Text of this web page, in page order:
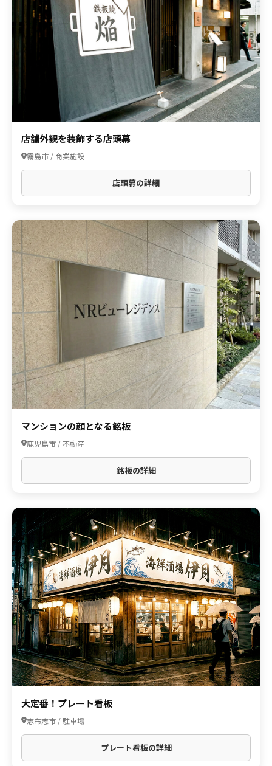
店舗外観を装飾する店頭幕
霧島市 / 商業施設
店頭幕の詳細
マンションの顔となる銘板
鹿児島市 / 不動産
銘板の詳細
大定番！プレート看板
志布志市 / 駐車場
プレート看板の詳細